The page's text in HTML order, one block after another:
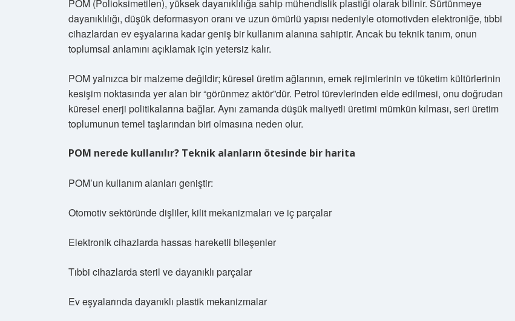
POM (Polioksimetilen), yüksek dayanıklılığa sahip mühendislik plastiği olarak bilinir. Sürtünmeye
dayanıklılığı, düşük deformasyon oranı ve uzun ömürlü yapısı nedeniyle otomotivden elektroniğe, tıbbi
cihazlardan ev eşyalarına kadar geniş bir kullanım alanına sahiptir. Ancak bu teknik tanım, onun
toplumsal anlamını açıklamak için yetersiz kalır.
POM yalnızca bir malzeme değildir; küresel üretim ağlarının, emek rejimlerinin ve tüketim kültürlerinin
kesişim noktasında yer alan bir “görünmez aktör”dür. Petrol türevlerinden elde edilmesi, onu doğrudan
küresel enerji politikalarına bağlar. Aynı zamanda düşük maliyetli üretimi mümkün kılması, seri üretim
toplumunun temel taşlarından biri olmasına neden olur.
POM nerede kullanılır? Teknik alanların ötesinde bir harita
POM’un kullanım alanları geniştir:
Otomotiv sektöründe dişliler, kilit mekanizmaları ve iç parçalar
Elektronik cihazlarda hassas hareketli bileşenler
Tıbbi cihazlarda steril ve dayanıklı parçalar
Ev eşyalarında dayanıklı plastik mekanizmalar